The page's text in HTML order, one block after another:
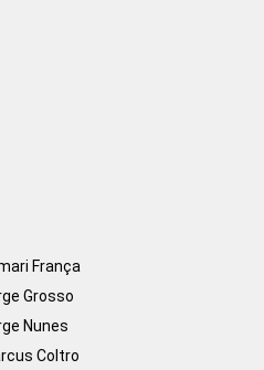
França
Grosso
Nunes
Coltro